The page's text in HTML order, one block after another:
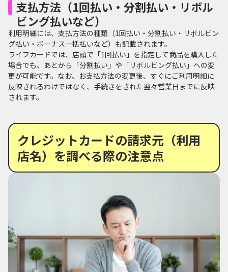
支払方法（1回払い・分割払い・リボル
ビング払いなど）
利用明細には、支払方法の種類（1回払い・分割払い・リボルビン
グ払い・ボーナス一括払いなど）も記載されます。
ライフカードでは、店頭で「1回払い」を指定して商品を購入した
場合でも、あとから「分割払い」や「リボルビング払い」への変
更が可能です。なお、お支払方法の変更後、すぐにご利用明細に
反映されるわけではなく、手続きをされた翌々営業日までに反映
されます。
クレジットカードの請求元（利用
店名）を調べる際の注意点